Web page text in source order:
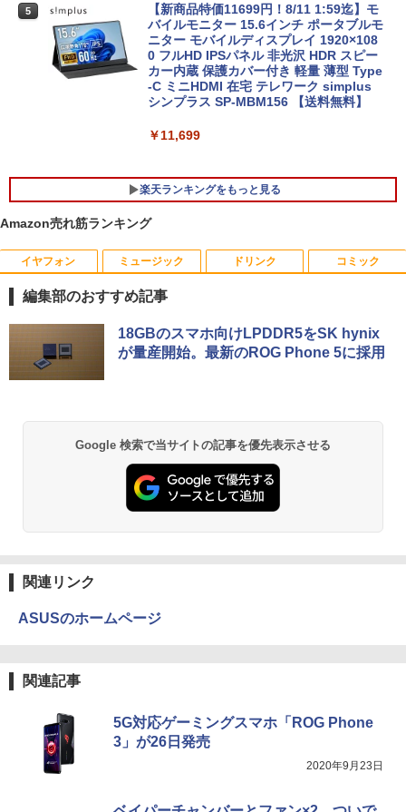
【新品】【楽天1位！】ノートパソコン
新品第13世代CPU搭載ノートPC Office
付きノートパソコン 初心者向け Window
s11 初期設定済 Webカメラ zoom 日本語
キーボード 14.1型 Intel Celeron メモリ
8GB SSD1TB(最大) 大容量バッテリービ
Acer｜エイサー 超小型 デスクトップパ
ソコン RB102-N18U(Windows 11 Pro/I
ntel Processor N150/メモリ 8GB/SSD 2
56GB) RB102-N18U
￥52,800
5
【新商品特価11699円！8/11 1:59迄】モ
バイルモニター 15.6インチ ポータブルモ
ニター モバイルディスプレイ 1920×108
0 フルHD IPSパネル 非光沢 HDR スピー
カー内蔵 保護カバー付き 軽量 薄型 Type
-C ミニHDMI 在宅 テレワーク simplus
シンプラス SP-MBM156 【送料無料】
￥11,699
楽天ランキングをもっと見る
1
アンダーニンジャ（18） 【電子書籍】[
花沢健吾 ]
￥594
4
￥770
Amazon売れ筋ランキング
イヤフォン
Anker Soundcore P40i ブラック
￥7,990
Anker Soundcore P31i ブラック
￥5,990
るーとゅーす コードレス ENCノイズキャン
セリング 自動ペアリング Type-C充電 マイク
付き 防水 タッチ式音量調整 スポーツ/通勤/通
ミュージック
BRUCE WAYNE feat. Flo Milli, ATL Jacob
[Explicit]
BRUCE WAYNE feat. Flo Milli, ATL Jacob
￥250
ドリンク
【Amazon.co.jp限定】 い・ろ・は・す 2L P
ET ラベルレス ×8本
by Amazon 天然水 ラベルレス 500ml ×24本
ウォーター ペットボトル 静岡県産 500ミリリ
ットル (Smart Basic)
art Basic)
￥1,625
コカ・コーラ やかんの麦茶 from 爽健美茶 ラ
コミック
薬屋のひとりごと 17巻 (デジタル版ビッグガ
ンガンコミックス)
異世界居酒屋「のぶ」(22) (角川コミックス・
￥832
￥572
編集部のおすすめ記事
18GBのスマホ向けLPDDR5をSK hynix
が量産開始。最新のROG Phone 5に採用
Google 検索で当サイトの記事を優先表示させる
関連リンク
ASUSのホームページ
関連記事
5G対応ゲーミングスマホ「ROG Phone
3」が26日発売
2020年9月23日